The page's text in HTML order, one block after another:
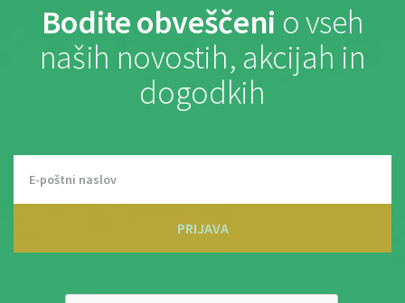
Bodite obveščeni o vseh
naših novostih, akcijah in
dogodkih
PRIJAVA